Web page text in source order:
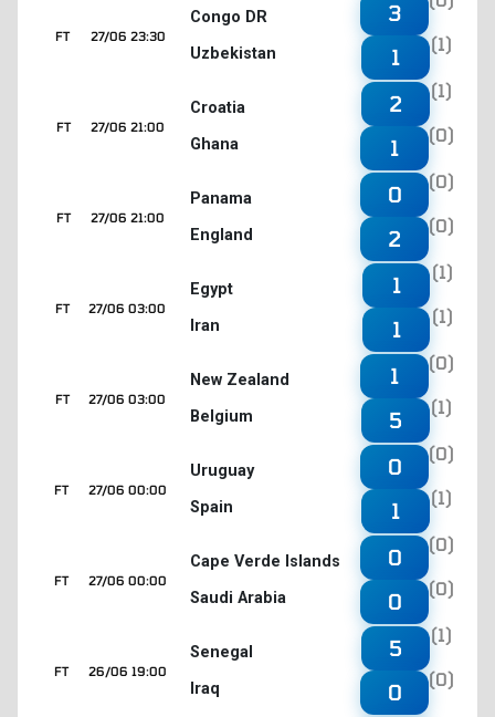
27/06 23:30
FT
Congo DR
Uzbekistan
3
1
(1)
27/06 21:00
FT
Croatia
Ghana
2
(1)
1
(0)
27/06 21:00
FT
Panama
England
0
(0)
2
(0)
27/06 03:00
FT
Egypt
Iran
1
(1)
1
(1)
27/06 03:00
FT
New Zealand
Belgium
1
(0)
5
(1)
27/06 00:00
FT
Uruguay
Spain
0
(0)
1
(1)
27/06 00:00
FT
Cape Verde Islands
Saudi Arabia
0
(0)
0
(0)
26/06 19:00
FT
Senegal
Iraq
5
(1)
0
(0)